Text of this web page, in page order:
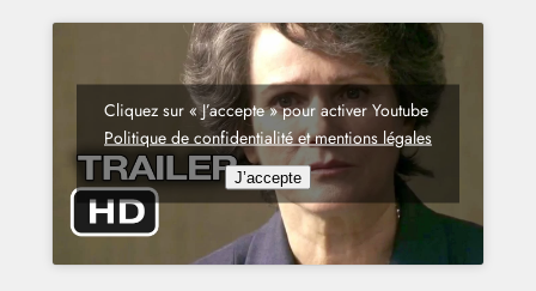
Cliquez sur « J’accepte » pour activer Youtube
Politique de confidentialité et mentions légales
J’accepte